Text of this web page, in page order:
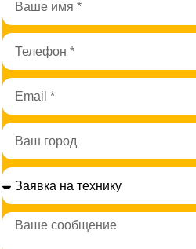
Телефон
Email
Город
Сообщение